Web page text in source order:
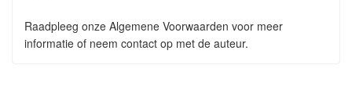
Raadpleeg onze Algemene Voorwaarden voor meer
informatie of neem contact op met de auteur.